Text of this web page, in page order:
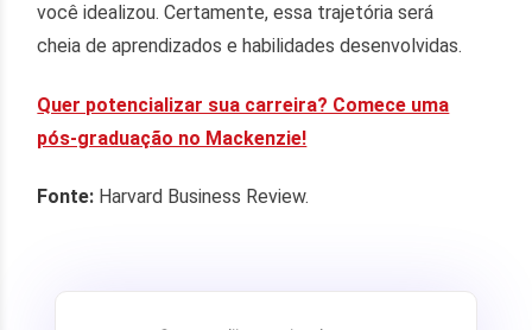
você idealizou. Certamente, essa trajetória será
cheia de aprendizados e habilidades desenvolvidas.
Quer potencializar sua carreira? Comece uma
pós-graduação no Mackenzie!
Fonte: Harvard Business Review.